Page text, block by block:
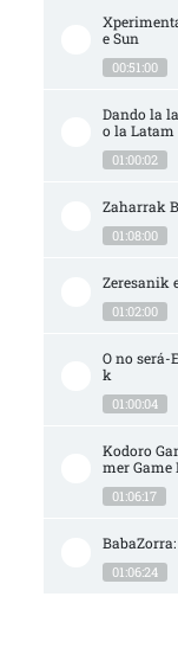
e Sun
00:51:00
Dando la
o la Latam
01:00:02
Zaharrak
01:08:00
Zeresanik
01:02:00
O no será-
k
01:00:04
Kodoro
mer Game
01:06:17
01:06:24